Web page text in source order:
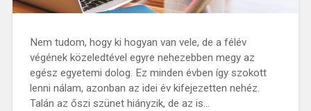
Nem tudom, hogy ki hogyan van vele, de a félév
végének közeledtével egyre nehezebben megy az
egész egyetemi dolog. Ez minden évben így szokott
lenni nálam, azonban az idei év kifejezetten nehéz.
Talán az őszi szünet hiányzik, de az is…